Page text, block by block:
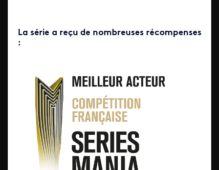
La série a reçu de nombreuses récompenses
: